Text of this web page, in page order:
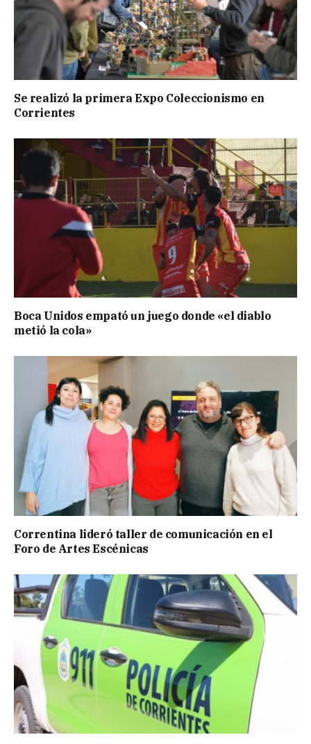
Se realizó la primera Expo Coleccionismo en
Corrientes
Boca Unidos empató un juego donde «el diablo
metió la cola»
Correntina lideró taller de comunicación en el
Foro de Artes Escénicas